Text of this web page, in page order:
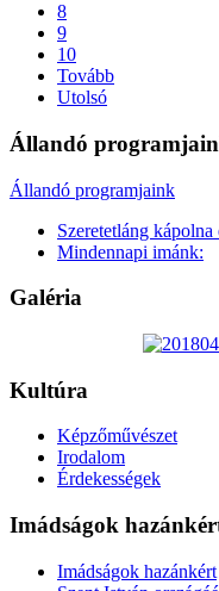
8
9
10
Tovább
Utolsó
Állandó
Állandó programjaink
Szeretetláng kápolna
Mindennapi imánk:
Galéria
Kultúra
Képzőművészet
Irodalom
Érdekességek
Imádságok
Imádságok hazánkért